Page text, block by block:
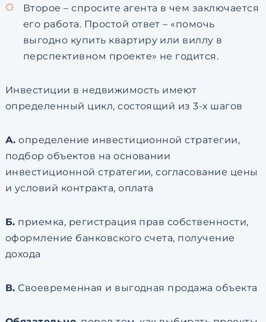
Второе – спросите агента в чем заключается
его работа. Простой ответ – «помочь
выгодно купить квартиру или виллу в
перспективном проекте» не годится.
Инвестиции в недвижимость имеют
определенный цикл, состоящий из 3-х шагов
А. определение инвестиционной стратегии,
подбор объектов на основании
инвестиционной стратегии, согласование цены
и условий контракта, оплата
Б. приемка, регистрация прав собственности,
оформление банковского счета, получение
дохода
В. Своевременная и выгодная продажа объекта